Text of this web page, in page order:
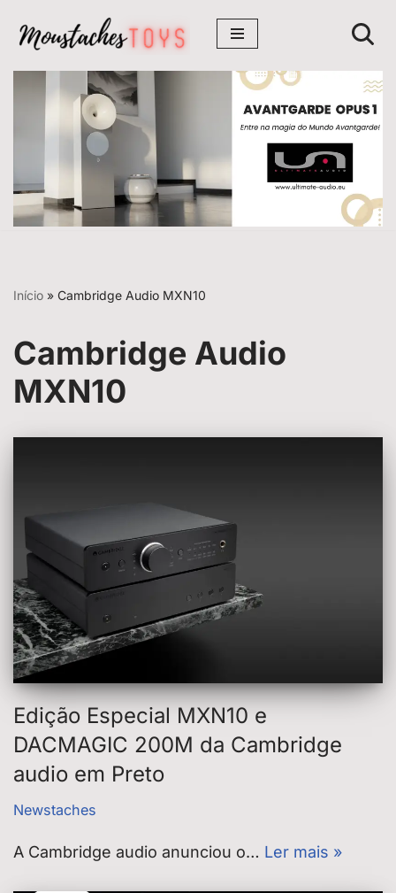
Avançar
para
conteúdo
Início » Cambridge Audio MXN10
Cambridge Audio
MXN10
Edição Especial MXN10 e
DACMAGIC 200M da Cambridge
audio em Preto
Newstaches
A Cambridge audio anunciou o… Ler mais »